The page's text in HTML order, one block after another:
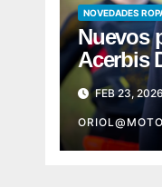
NOVEDADES
Nuevos
Acerbis
Plasma
FEB 23, 2026